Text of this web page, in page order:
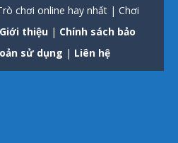
chơi online hay nhất | Chơi
Giới thiệu| Chính sách bảo
sử dụng | Liên hệ